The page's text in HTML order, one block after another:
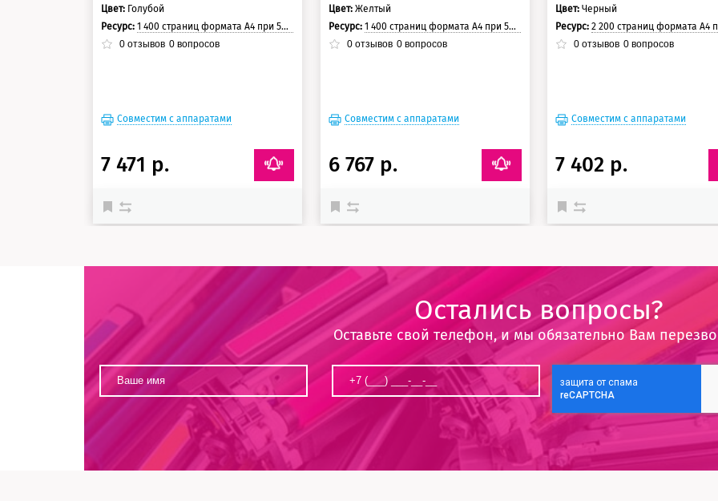
Цвет: Голубой
Ресурс:1 400 страниц формата А4 при 5% заполнении страницы.
0 отзывов 0 вопросов
Совместим с аппаратами
7 471 р.
Цвет: Желтый
Ресурс: 1 400 страниц формата А4 при 5% заполнении страницы.
0отзывов 0вопросов
Совместим с аппаратами
6 767 р.
Цвет: Черный
Ресурс:2 200 страниц формата А4 при 5% заполнении
0 отзывов 0 вопросов
Совместим с аппаратами
7 402 р.
Остались вопросы?
Оставьте свой телефон, и мы обязательно Вам